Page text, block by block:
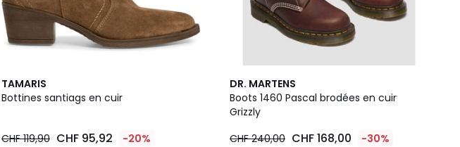
TAMARIS
Bottines santiags en cuir
CHF 119,90 CHF 95,92 -20%
4,7
/ 5
3
Couleurs
DR. MARTENS
Boots 1460 Pascal brodées en cuir
Grizzly
CHF 240,00 CHF 168,00 -30%
4
/
5